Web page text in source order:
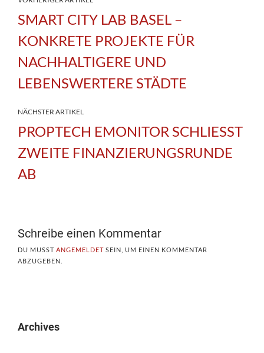
SMART CITY LAB BASEL –
KONKRETE PROJEKTE FÜR
NACHHALTIGERE UND
LEBENSWERTERE STÄDTE
NÄCHSTER ARTIKEL
PROPTECH EMONITOR SCHLIESST
ZWEITE FINANZIERUNGSRUNDE
AB
Schreibe einen Kommentar
DU MUSST ANGEMELDET SEIN, UM EINEN KOMMENTAR
ABZUGEBEN.
Archives